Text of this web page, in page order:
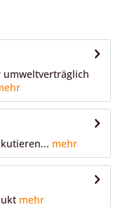
umweltverträglich
mehr
mehr